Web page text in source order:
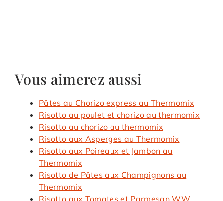
Vous aimerez aussi
Pâtes au Chorizo express au Thermomix
Risotto au poulet et chorizo au thermomix
Risotto au chorizo au thermomix
Risotto aux Asperges au Thermomix
Risotto aux Poireaux et Jambon au
Thermomix
Risotto de Pâtes aux Champignons au
Thermomix
Risotto aux Tomates et Parmesan WW